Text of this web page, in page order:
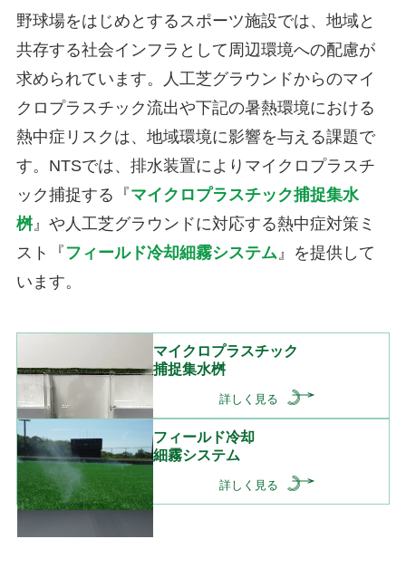
野球場をはじめとするスポーツ施設では、地域と
共存する社会インフラとして周辺環境への配慮が
求められています。人工芝グラウンドからのマイ
クロプラスチック流出や下記の暑熱環境における
熱中症リスクは、地域環境に影響を与える課題で
す。NTSでは、排水装置によりマイクロプラスチ
ック捕捉する『マイクロプラスチック捕捉集水
桝』や人工芝グラウンドに対応する熱中症対策ミ
スト『 フィールド冷却細霧システム』を提供して
います。
マイクロプラスチック
捕捉集水桝
詳しく見る
フィールド冷却
細霧システム
詳しく見る